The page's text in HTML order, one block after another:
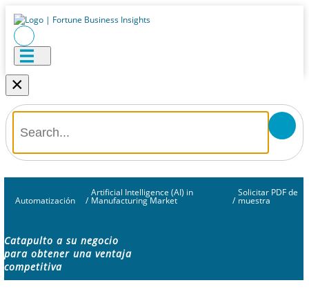
×
Automatización /
Artificial Intelligence (AI) in
Manufacturing Market /
Solicitar PDF de
muestra
Catapulto a su negocio
para obtener una ventaja
competitiva